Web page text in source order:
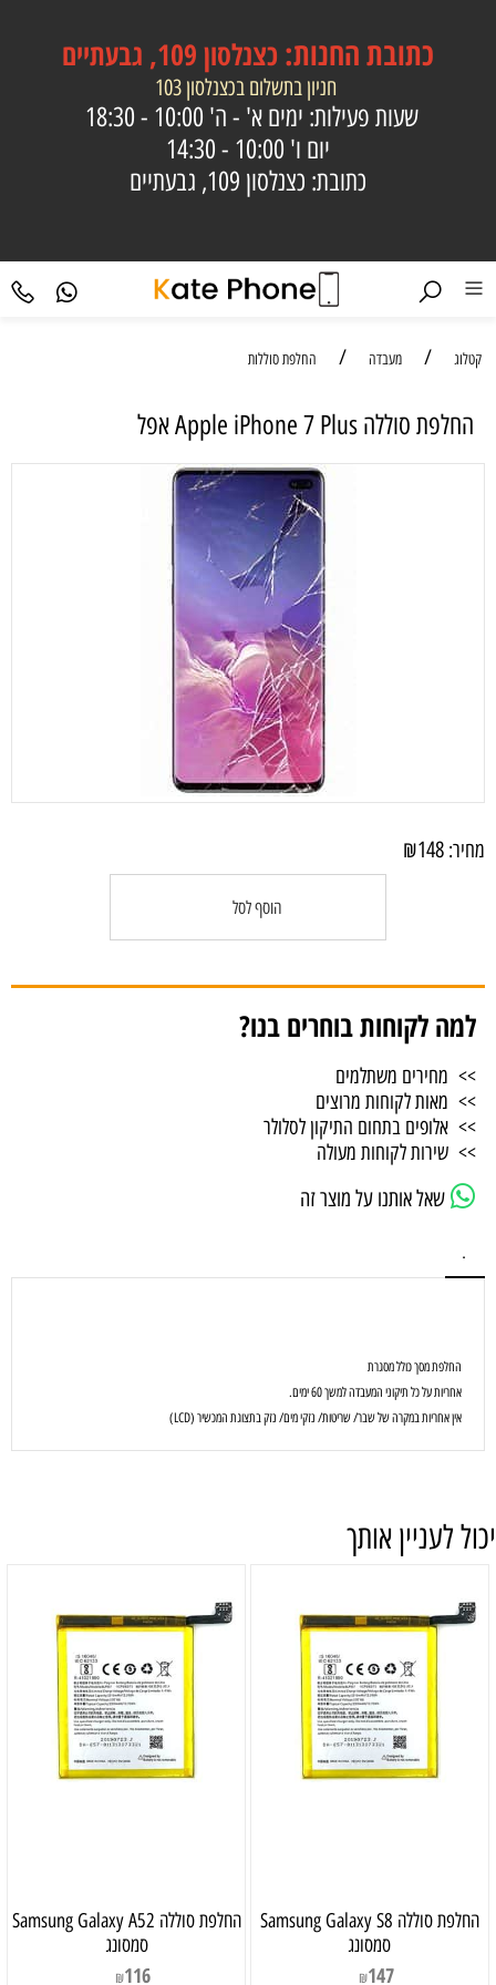
כתובתהחנות: כצנלסון 109, גבעתיים
חניון בתשלום בכצנלסון 103
שעות פעילות: ימים א' - ה' 10:00 - 18:30
יום ו' 10:00 - 14:30
כתובת: כצנלסון 109, גבעתיים
קטלוג / מעבדה / החלפת סוללות
החלפת סוללה Apple iPhone 7 Plus אפל
מחיר: ₪148
הוסף לסל
למה לקוחות בוחרים בנו?
>> מחירים משתלמים
>> מאות לקוחות מרוצים
>> אלופים בתחום התיקון לסלולר
>> שירות לקוחות מעולה
שאל אותנו על מוצר זה
.
החלפת מסך כולל מסגרת
אחריות על כל תיקוני המעבדה למשך 60 ימים.
אין אחריות במקרה של שבר/ שריטות/ נזקי מים/ נזק בתצוגת המכשיר (LCD)
יכול לעניין אותך
‏החלפת סוללה Samsung Galaxy S8
סמסונג
₪147
‏החלפת סוללה Samsung Galaxy A52
סמסונג
₪116